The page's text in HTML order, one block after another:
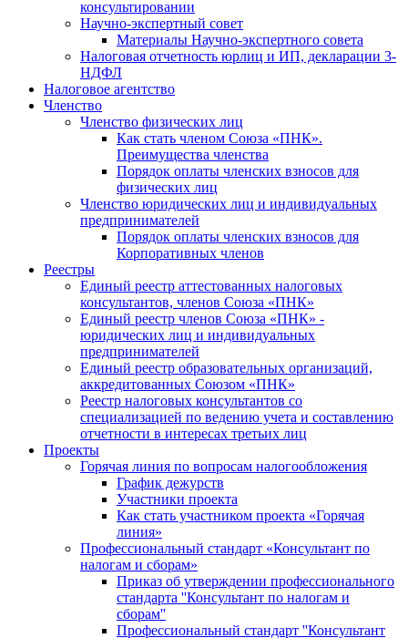
консультировании
Научно-экспертный совет
Материалы Научно-экспертного совета
Налоговая отчетность юрлиц и ИП, декларации 3-
НДФЛ
Налоговое агентство
Членство
Членство физических лиц
Как стать членом Союза «ПНК».
Преимущества членства
Порядок оплаты членских взносов для
физических лиц
Членство юридических лиц и индивидуальных
предпринимателей
Порядок оплаты членских взносов для
Корпоративных членов
Реестры
Единый реестр аттестованных налоговых
консультантов, членов Союза «ПНК»
Единый реестр членов Союза «ПНК» -
юридических лиц и индивидуальных
предпринимателей
Единый реестр образовательных организаций,
аккредитованных Союзом «ПНК»
Реестр налоговых консультантов со
специализацией по ведению учета и составлению
отчетности в интересах третьих лиц
Проекты
Горячая линия по вопросам налогообложения
График дежурств
Участники проекта
Как стать участником проекта «Горячая
линия»
Профессиональный стандарт «Консультант по
налогам и сборам»
Приказ об утверждении профессионального
стандарта ''Консультант по налогам и
сборам''
Профессиональный стандарт ''Консультант